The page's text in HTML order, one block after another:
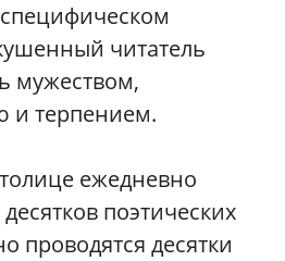
читатель
мужеством,
и терпением.
ежедневно
поэтических
проводятся десятки